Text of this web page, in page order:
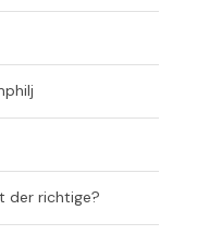
der richtige?